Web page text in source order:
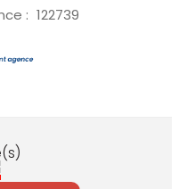
: 122739